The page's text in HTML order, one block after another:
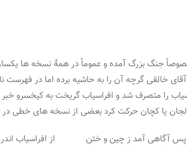
جنگ بزرگ آمده و عموماً در همۀ نسخه ها
خالقی گرچه آن را به حاشیه برده اما در
را متصرف شد و افراسیاب گریخت به کیخسرو
کچان حرکت کرد بعضی از نسخه های خطی در
پس آگاهی آمد ز چین و ختن از افراسیاب اندر